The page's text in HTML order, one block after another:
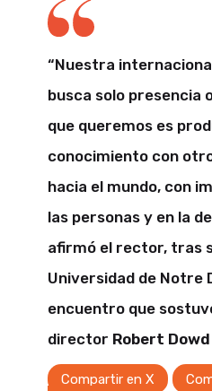
“Nuestra
busca solo presencia
que queremos es
conocimiento con
hacia el mundo, con
las personas y en la
afirmó el rector, tras
Universidad de Notre
encuentro que
director Robert Dowd
Compartir en X